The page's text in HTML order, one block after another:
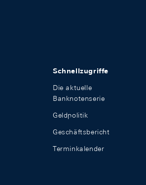
Schnellzugriffe
Die aktuelle
Banknotenserie
Geldpolitik
Geschäftsbericht
Terminkalender